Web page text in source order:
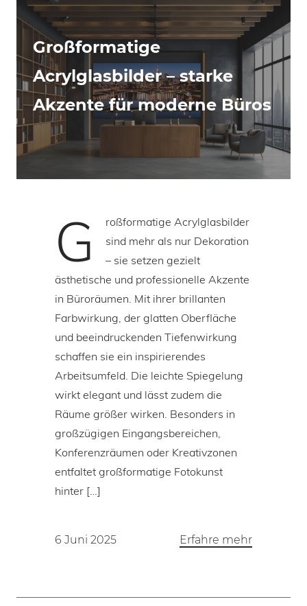
Großformatige
Acrylglasbilder – starke
Akzente für moderne Büros
G
roßformatige Acrylglasbilder
sind mehr als nur Dekoration
– sie setzen gezielt
ästhetische und professionelle Akzente
in Büroräumen. Mit ihrer brillanten
Farbwirkung, der glatten Oberfläche
und beeindruckenden Tiefenwirkung
schaffen sie ein inspirierendes
Arbeitsumfeld. Die leichte Spiegelung
wirkt elegant und lässt zudem die
Räume größer wirken. Besonders in
großzügigen Eingangsbereichen,
Konferenzräumen oder Kreativzonen
entfaltet großformatige Fotokunst
hinter […]
6 Juni 2025 Erfahre mehr